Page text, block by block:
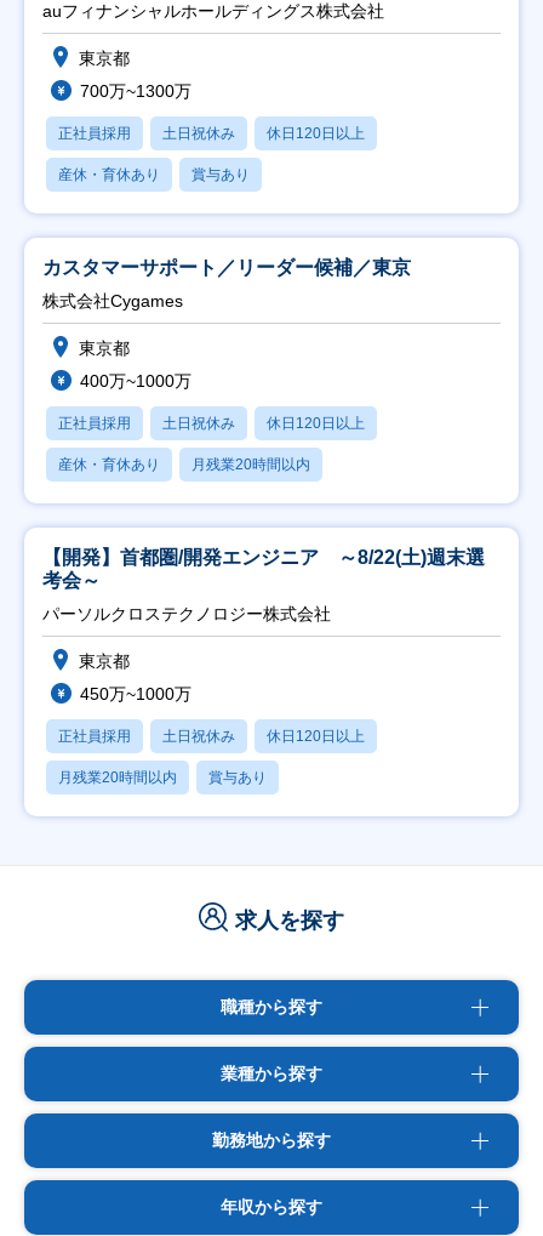
auフィナンシャルホールディングス株式会社
東京都
700万~1300万
正社員採用 土日祝休み 休日120日以上
産休・育休あり 賞与あり
カスタマーサポート／リーダー候補／東京
株式会社Cygames
東京都
400万~1000万
正社員採用 土日祝休み 休日120日以上
産休・育休あり 月残業20時間以内
【開発】首都圏/開発エンジニア ～8/22(土)週末選
考会～
パーソルクロステクノロジー株式会社
東京都
450万~1000万
正社員採用 土日祝休み 休日120日以上
月残業20時間以内 賞与あり
求人を探す
職種から探す
業種から探す
勤務地から探す
年収から探す